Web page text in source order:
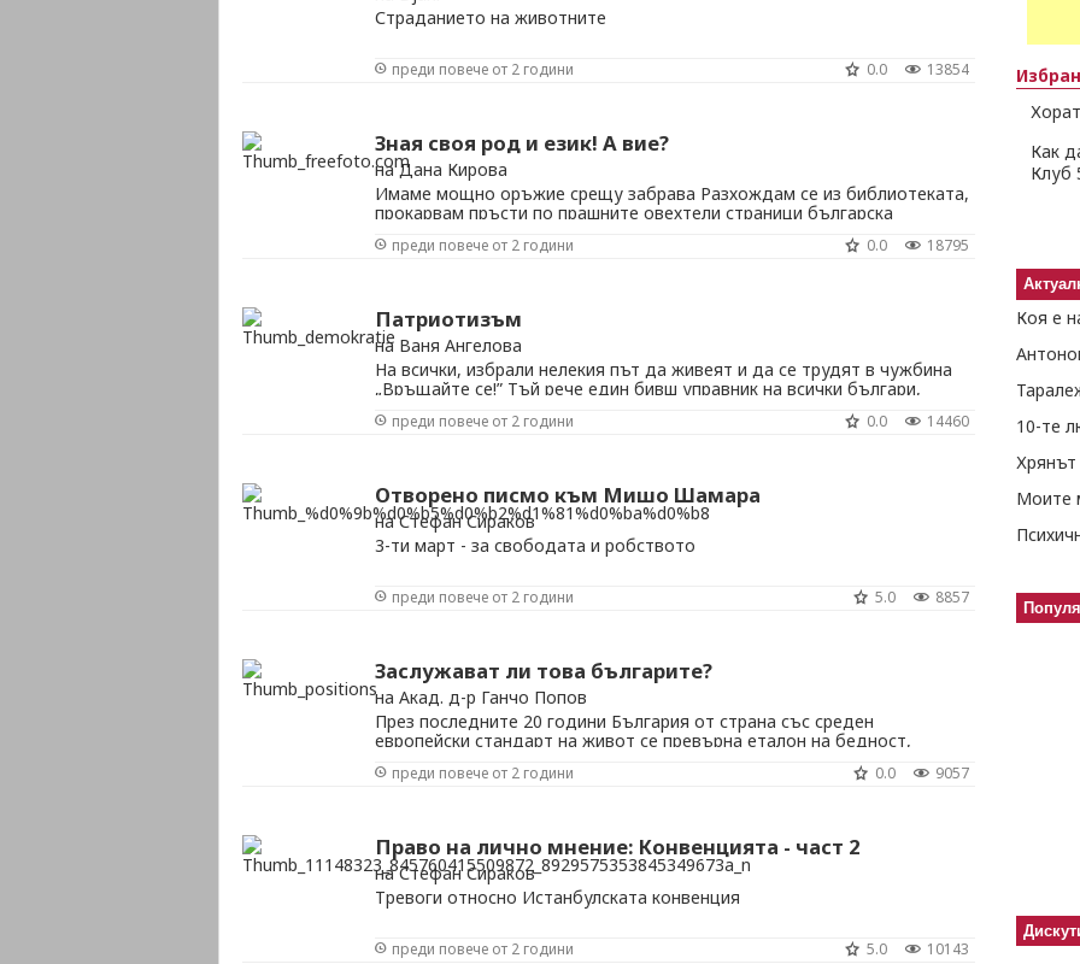
Страданието на животните
преди повече от 2 години 13854
0.0
Зная своя род и език! А вие?
на Дана Кирова
Имаме мощно оръжие срещу забрава Разхождам се из библиотеката,
прокарвам пръсти по прашните овехтели страници българска
литература. Неизползвана, тайнствена, съкровена, народна, стара, но
наша и… забравена. Библиотекарката ми казва, че до тях стигат само
преди повече от 2 години 18795
0.0
Патриотизъм
на Ваня Ангелова
На всички, избрали нелекия път да живеят и да се трудят в чужбина
„Връщайте се!” Тъй рече един бивш управник на всички българи,
скитащи се немили-недраги из чужбина последните двайсетина
година на демократичния преход у нас. Същите тези управници,
преди повече от 2 години 14460
0.0
Отворено писмо към Мишо Шамара
на Стефан Сираков
3-ти март - за свободата и робството
преди повече от 2 години 8857
5.0
Заслужават ли това българите?
на Акад. д-р Ганчо Попов
През последните 20 години България от страна със среден
европейски стандарт на живот се превърна еталон на бедност,
мизерия, корупция, на първо място по всички отрицания и на
последно във всичко положително в областта на стандарта на
преди повече от 2 години 9057
0.0
Право на лично мнение: Конвенцията - част 2
на Стефан Сираков
Тревоги относно Истанбулската конвенция
преди повече от 2 години 10143
5.0
Как
Клуб
Коя е
10-те
Хрянът
Моите